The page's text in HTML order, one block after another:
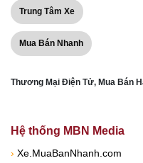
Trung Tâm Xe
Mua Bán Nhanh
Thương Mại Điện Tử, Mua Bán
Hệ thống MBN Media
› Xe.MuaBanNhanh.com